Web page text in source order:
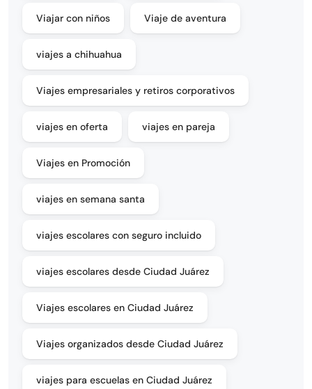
Viajar con niños Viaje de aventura
viajes a chihuahua
Viajes empresariales y retiros corporativos
viajes en oferta viajes en pareja
Viajes en Promoción
viajes en semana santa
viajes escolares con seguro incluido
viajes escolares desde Ciudad Juárez
Viajes escolares en Ciudad Juárez
Viajes organizados desde Ciudad Juárez
viajes para escuelas en Ciudad Juárez